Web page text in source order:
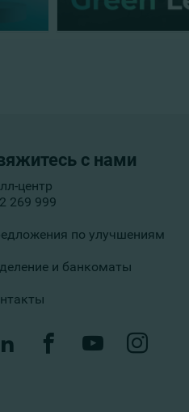
с нами
центр
269 999
по улучшениям
и банкоматы